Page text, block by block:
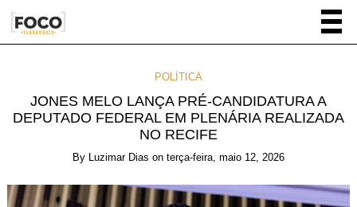
POLÍTICA
JONES MELO LANÇA PRÉ-CANDIDATURA A
DEPUTADO FEDERAL EM PLENÁRIA REALIZADA
NO RECIFE
By Luzimar Dias on terça-feira, maio 12, 2026